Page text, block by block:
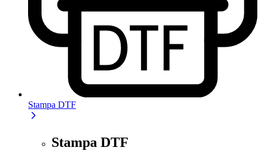
Stampa DTF
Stampa DTF